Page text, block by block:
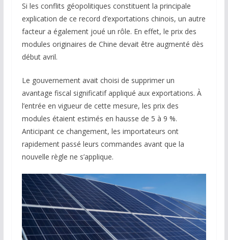
Si les conflits géopolitiques constituent la principale
explication de ce record d’exportations chinois, un autre
facteur a également joué un rôle. En effet, le prix des
modules originaires de Chine devait être augmenté dès
début avril.
Le gouvernement avait choisi de supprimer un
avantage fiscal significatif appliqué aux exportations. À
l’entrée en vigueur de cette mesure, les prix des
modules étaient estimés en hausse de 5 à 9 %.
Anticipant ce changement, les importateurs ont
rapidement passé leurs commandes avant que la
nouvelle règle ne s’applique.